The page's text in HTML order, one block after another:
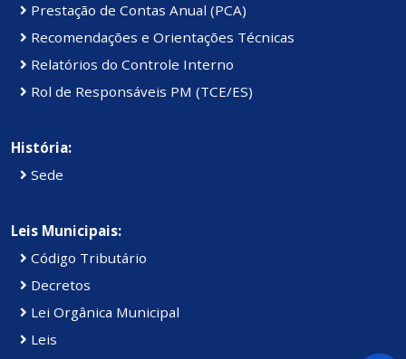
Prestação de Contas Anual (PCA)
Recomendações e Orientações Técnicas
Relatórios do Controle Interno
Rol de Responsáveis PM (TCE/ES)
História:
Sede
Leis Municipais:
Código Tributário
Decretos
Lei Orgânica Municipal
Leis